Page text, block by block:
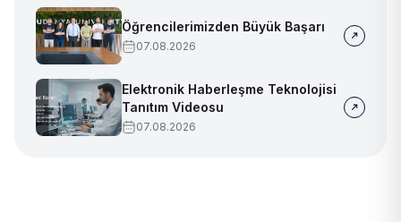
Öğrencilerimizden Büyük Başarı
07.08.2026
Elektronik Haberleşme Teknolojisi
Tanıtım Videosu
07.08.2026